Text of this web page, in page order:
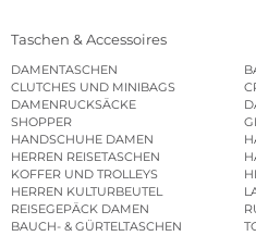
Taschen & Accessoires
DAMENTASCHEN
CLUTCHES UND MINIBAGS
DAMENRUCKSÄCKE
SHOPPER
HANDSCHUHE DAMEN
HERREN REISETASCHEN
KOFFER UND TROLLEYS
HERREN KULTURBEUTEL
REISEGEPÄCK DAMEN
BAUCH- & GÜRTELTASCHEN